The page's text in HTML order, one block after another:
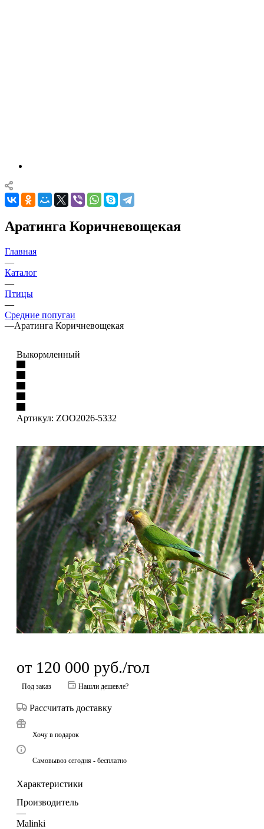
Аратинга Коричневощекая
Главная
—
Каталог
—
Птицы
—
Средние попугаи
—Аратинга Коричневощекая
Выкормленный
Артикул: ZOO2026-5332
от 120 000 руб./гол
Под заказ Нашли дешевле?
Рассчитать доставку
Хочу в подарок
Самовывоз сегодня - бесплатно
Характеристики
Производитель
—
Malinki